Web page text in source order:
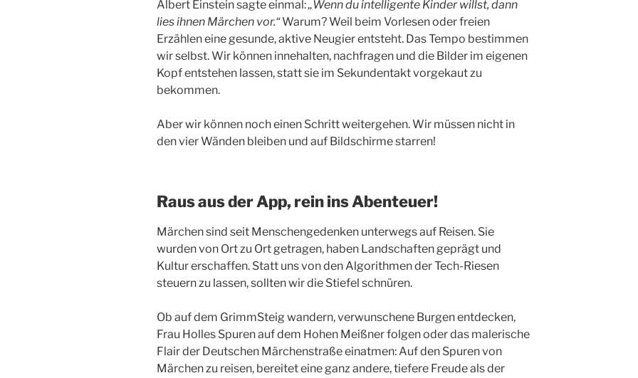
Albert Einstein sagte einmal:„Wenn du intelligente Kinder willst, dann
lies ihnen Märchen vor.“Warum? Weil beim Vorlesen oder freien
Erzählen eine gesunde, aktive Neugier entsteht. Das Tempo bestimmen
wir selbst. Wir können innehalten, nachfragen und die Bilder im eigenen
Kopf entstehen lassen, statt sie im Sekundentakt vorgekaut zu
bekommen.
Aber wir können noch einen Schritt weitergehen. Wir müssen nicht in
den vier Wänden bleiben und auf Bildschirme starren!
Raus aus der App, rein ins Abenteuer!
Märchen sind seit Menschengedenken unterwegs auf Reisen. Sie
wurden von Ort zu Ort getragen, haben Landschaften geprägt und
Kultur erschaffen. Statt uns von den Algorithmen der Tech-Riesen
steuern zu lassen, sollten wir die Stiefel schnüren.
Ob auf dem GrimmSteig wandern, verwunschene Burgen entdecken,
Frau Holles Spuren auf dem Hohen Meißner folgen oder das malerische
Flair der Deutschen Märchenstraße einatmen: Auf den Spuren von
Märchen zu reisen, bereitet eine ganz andere, tiefere Freude als der